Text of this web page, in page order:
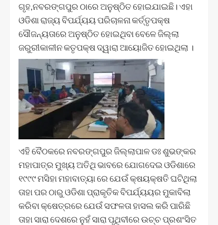
ଗୃହ,ନବରଙ୍ଗପୁର ଠାରେ ଅନୁଷ୍ଠିତ ହୋଇଯାଇଛି। ଏହା
ଓଡିଶା ରାଜ୍ୟ ବିପର୍ଯ୍ୟୟ ପରିଚାଳନା କର୍ତ୍ତୃପକ୍ଷ
ସୌଜନ୍ୟତାରେ ଅନୁଷ୍ଠିତ ହୋଇଥିବା ବେଳେ ଜିଲ୍ଲା
ଜରୁରୀକାଳୀନ କତୃପକ୍ଷ ଦ୍ୱାରା ଆୟୋଜିତ ହୋଇଥିଲା ।
ଏହି ବୈଠକରେ ନବରଙ୍ଗପୁର ଜିଲ୍ଲାପାଳ ଡଃ ଶୁଭଙ୍କର
ମହାପାତ୍ର ମୁଖ୍ୟ ଅତିଥି ଭାବରେ ଯୋଗଦେଇ ଓଡିଶାରେ
୧୯୯୯ ମସିହା ମହାବାତ୍ୟା ରେ ଯେଉଁ କ୍ଷୟକ୍ଷତି ଘଟିଥିଲା
ତାହା ପର ଠାରୁ ଓଡିଶା ପ୍ରାକୃତିକ ବିପର୍ଯ୍ୟୟର ମୁକାବିଲା
କରିବା କ୍ଷେତ୍ରରେ ଯେଉଁ ସଫଳତା ହାସଲ କରି ପାରିଛି
ତାହା ସାରା ଦେଶରେ ନୁହଁ ସାରା ପୃଥିବୀରେ ଉଚ୍ଚ ପ୍ରଶଂସିତ